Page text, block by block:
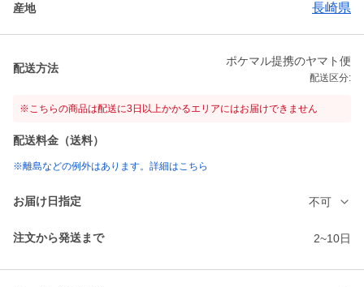
産地 長崎県
配送方法
ポケマル提携のヤマト便
配送区分:
※こちらの商品は配送に3日以上かかるエリアにはお届けできません
配送料金（送料）
※離島などの例外はあります。詳細はこちら
お届け日指定 不可
注文から発送まで 2~10日